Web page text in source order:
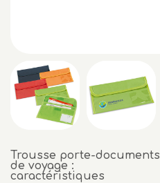
Trousse porte-documents
de voyage :
caractéristiques